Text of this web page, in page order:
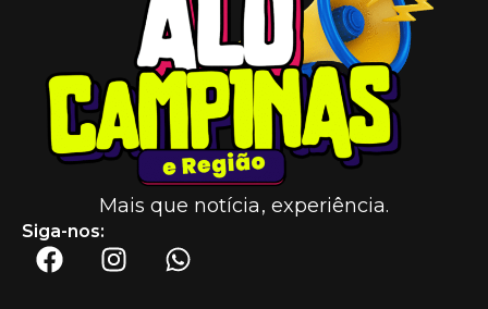
Mais que notícia, experiência.
Siga-nos: